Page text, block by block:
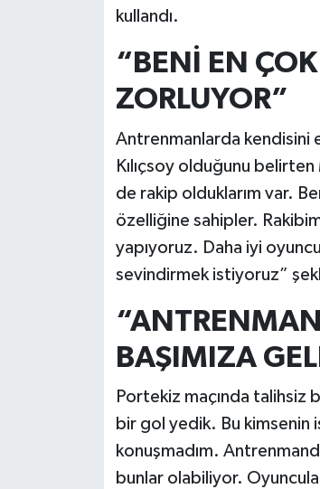
kullandı.
“BENİ EN
ZORLUYOR”
Antrenmanlarda kendisini
Kılıçsoy olduğunu
de rakip olduklarım var.
özelliğine sahipler.
yapıyoruz. Daha iyi
sevindirmek istiyoruz”
BAŞIMIZA
Portekiz maçında
bir gol yedik. Bu kimsenin
konuşmadım.
bunlar olabiliyor.